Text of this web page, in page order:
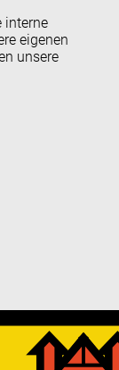
interne
eigenen
unsere